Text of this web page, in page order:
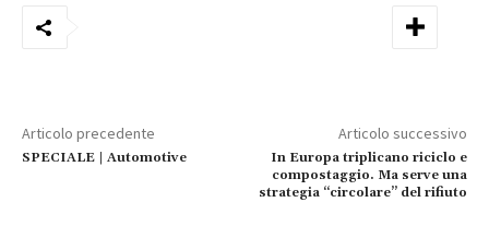
Articolo precedente
SPECIALE | Automotive
Articolo successivo
In Europa triplicano riciclo e
compostaggio. Ma serve una
strategia “circolare” del rifiuto